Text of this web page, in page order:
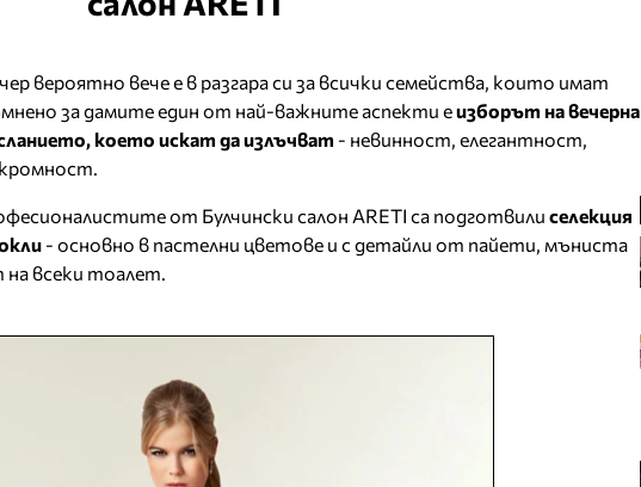
вероятно вече е в разгара си за всички семейства, които имат
за дамите един от най-важните аспекти еизборът на вечерна
което искат да излъчват - невинност, елегантност,
от Булчински салон ARETI са подготвили селекция
- основно в пастелни цветове и с детайли от пайети, мъниста
всеки тоалет.